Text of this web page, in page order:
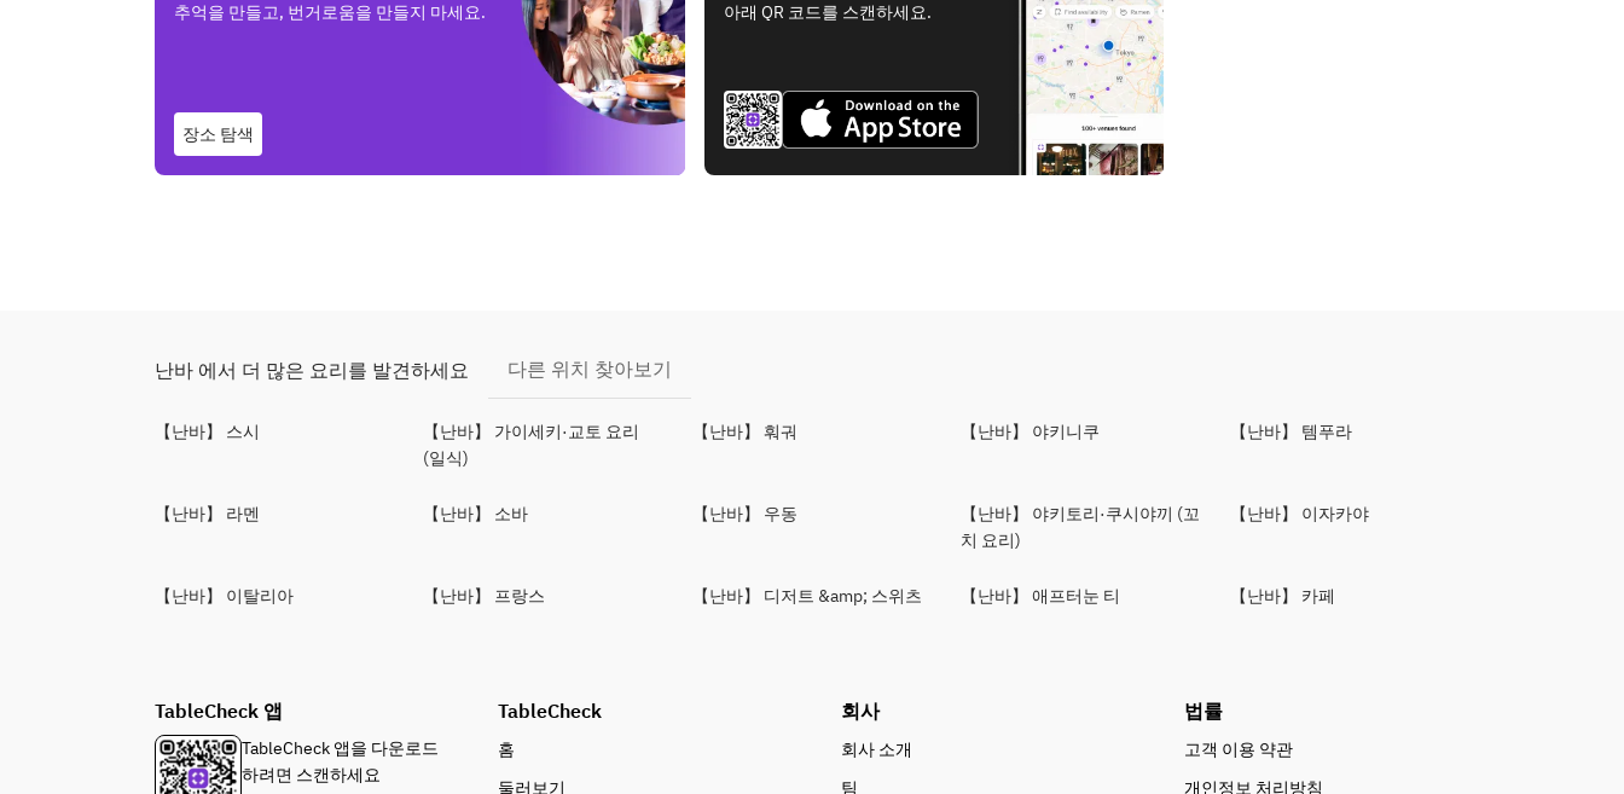
추억을 만들고, 번거로움을 만들지 마세요.
장소 탐색
아래 QR 코드를 스캔하세요.
난바 에서 더 많은 요리를 발견하세요 다른 위치 찾아보기
【난바】 스시
【난바】 가이세키·교토 요리
(일식)
【난바】 훠궈 【난바】 야키니쿠 【난바】 템푸라
【난바】 라멘 【난바】 소바 【난바】 우동
【난바】 야키토리·쿠시야끼 (꼬
치 요리)
【난바】 이자카야
【난바】 이탈리아 【난바】 프랑스 【난바】 디저트 &amp; 스위츠 【난바】 애프터눈 티 【난바】 카페
TableCheck 앱
TableCheck 앱을 다운로드
하려면 스캔하세요
TableCheck
홈
둘러보기
회사
회사 소개
팀
법률
고객 이용 약관
개인정보 처리방침